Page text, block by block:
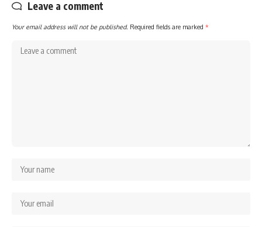
Leave a comment
Your email address will not be published. Required fields are marked *